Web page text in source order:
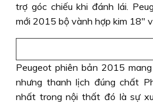
trợ góc chiếu khi đánh lái.
mới 2015 bộ vành hợp kim 18"
Peugeot phiên bản 2015
nhưng thanh lịch đúng chất
nhất trong nội thất đó là sự